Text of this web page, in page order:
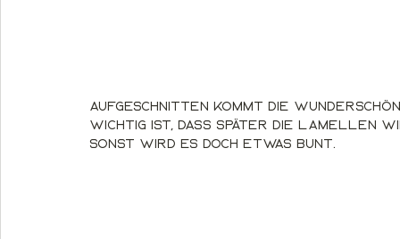
Aufgeschnitten kommt die
Wichtig ist, dass später die Lamellen
sonst wird es doch etwas bunt.